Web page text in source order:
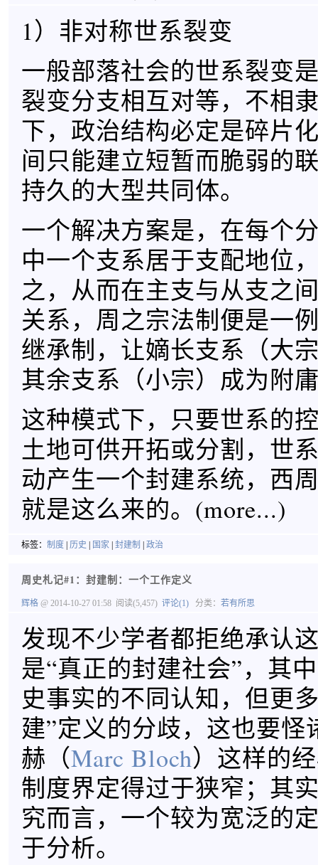
1）非对称世系裂变
一般部落社会的世系裂变
裂变分支相互对等，不相
下，政治结构必定是碎片
间只能建立短暂而脆弱的
持久的大型共同体。
一个解决方案是，在每个
中一个支系居于支配地位
之，从而在主支与从支之
关系，周之宗法制便是一
继承制，让嫡长支系（大
其余支系（小宗）成为附
这种模式下，只要世系的
土地可供开拓或分割，世
动产生一个封建系统，西
就是这么来的。(more...)
标签： 制度 历史 国家 封建制 政治
周史札记#1：封建制：一个工作定义
辉格 @ 2014-10-27 01:58 阅读(5,457) 评论(1) 分类： 若有所思
发现不少学者都拒绝承认
是“真正的封建社会”，其
史事实的不同认知，但更
建”定义的分歧，这也要怪
赫（Marc Bloch）这样的
制度界定得过于狭窄；其
究而言，一个较为宽泛的
于分析。